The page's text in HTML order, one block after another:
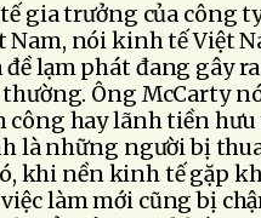
gia trưởng của công
Nam, nói kinh tế Việt
lạm phát đang gây
Ông McCarty
hay lãnh tiền
là những người bị
khi nền kinh tế gặp
làm mới cũng bị